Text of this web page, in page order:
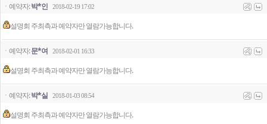
ㆍ예약자:박*인 2018-02-19 17:02
설명회 주최측과 예약자만 열람가능합니다.
ㆍ예약자:문*여 2018-02-01 16:33
설명회 주최측과 예약자만 열람가능합니다.
ㆍ예약자:박*실 2018-01-03 08:54
설명회 주최측과 예약자만 열람가능합니다.